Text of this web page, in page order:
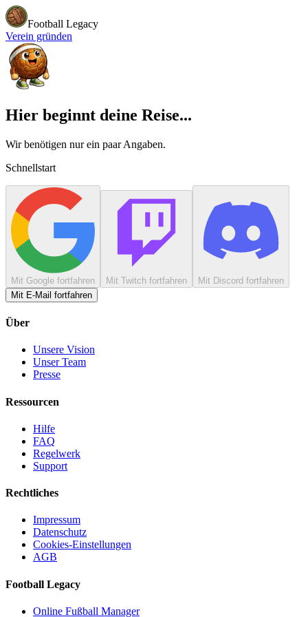
Football Legacy
Verein gründen
Hier beginnt deine Reise...
Wir benötigen nur ein paar Angaben.
Schnellstart
Mit Google fortfahren Mit Twitch fortfahren
Mit Discord fortfahren
Mit E-Mail fortfahren
Über
Unsere Vision
Unser Team
Presse
Ressourcen
Hilfe
FAQ
Regelwerk
Support
Rechtliches
Impressum
Datenschutz
Cookies-Einstellungen
AGB
Football Legacy
Online Fußball Manager